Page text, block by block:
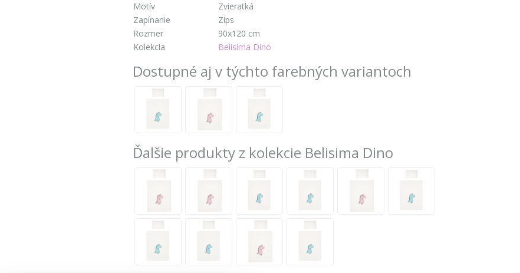
Motív
Zvieratká
Zapínanie
Zips
Rozmer
90x120 cm
Kolekcia
Belisima Dino
Dostupné aj v týchto farebných variantoch
Ďalšie produkty z kolekcie Belisima Dino